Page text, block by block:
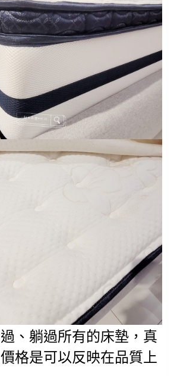
、躺過所有的床墊，真
格是可以反映在品質上